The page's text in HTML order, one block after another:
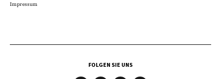
Impressum
FOLGEN SIE UNS